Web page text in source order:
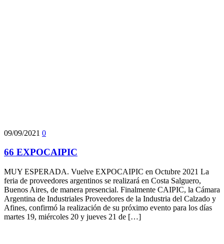
09/09/2021 0
66 EXPOCAIPIC
MUY ESPERADA. Vuelve EXPOCAIPIC en Octubre 2021 La
feria de proveedores argentinos se realizará en Costa Salguero,
Buenos Aires, de manera presencial. Finalmente CAIPIC, la Cámara
Argentina de Industriales Proveedores de la Industria del Calzado y
Afines, confirmó la realización de su próximo evento para los días
martes 19, miércoles 20 y jueves 21 de […]